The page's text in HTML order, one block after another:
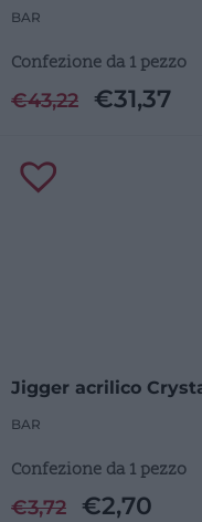
BAR
Confezione da 1 pezzo
€43,22 €31,37
Jigger acrilico
BAR
Confezione da 1 pezzo
€3,72 €2,70